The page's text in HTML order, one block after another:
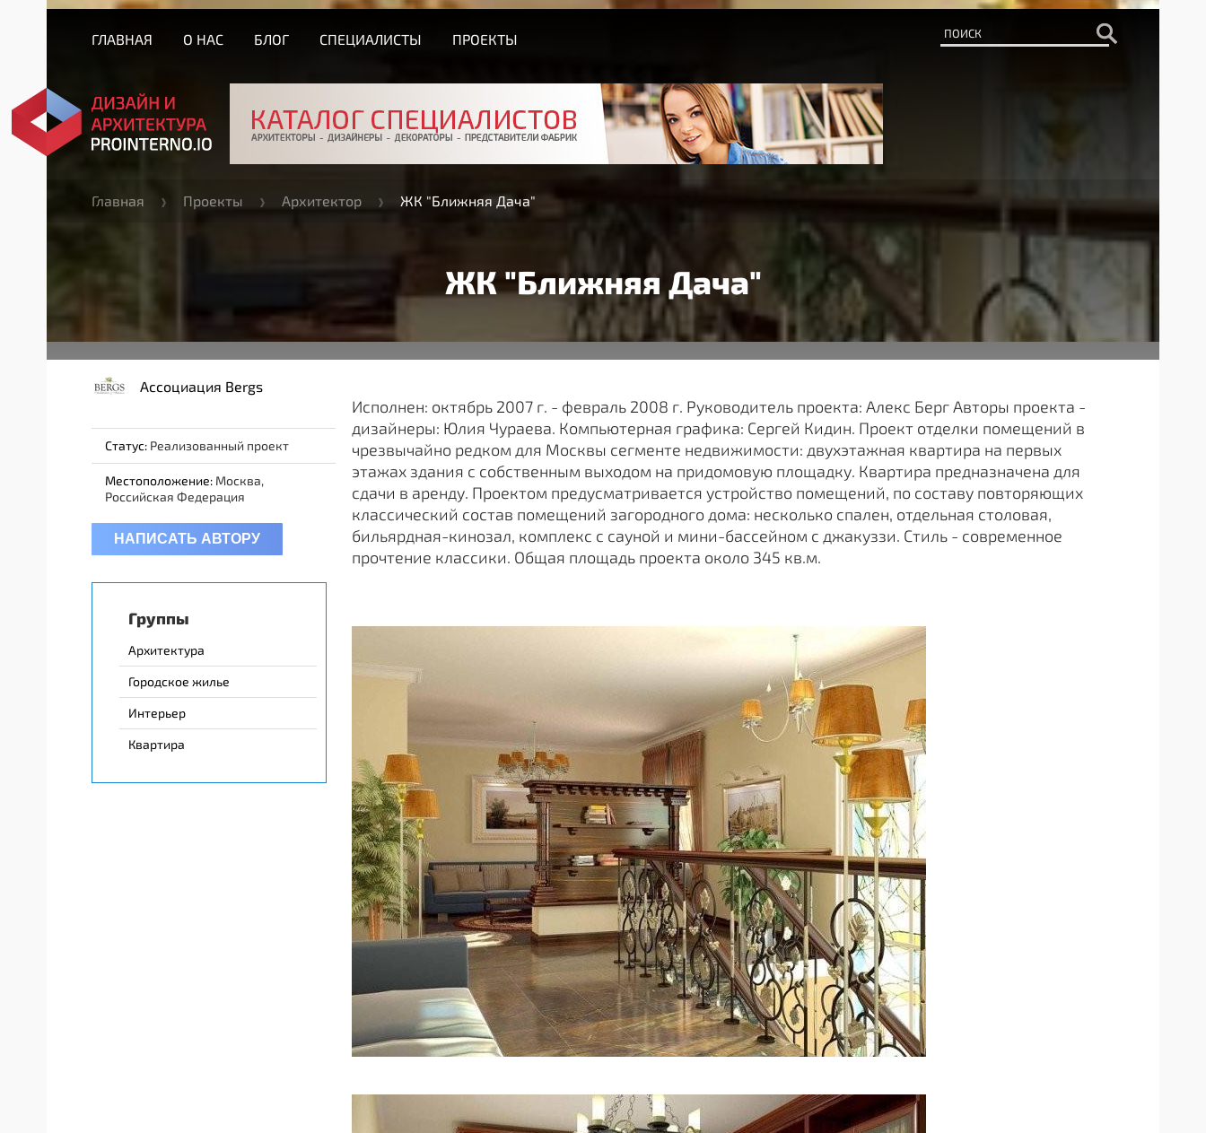
ГЛАВНАЯ О НАС БЛОГ СПЕЦИАЛИСТЫ ПРОЕКТЫ
Главная Проекты Архитектор ЖК "Ближняя Дача"
ЖК "Ближняя Дача"
Ассоциация Bergs
Статус: Реализованный проект
Местоположение: Москва,
Российская Федерация
НАПИСАТЬ АВТОРУ
Группы
Архитектура
Городское жилье
Интерьер
Квартира
Исполнен: октябрь 2007 г. - февраль 2008 г. Руководитель проекта: Алекс Берг Авторы проекта -
дизайнеры: Юлия Чураева. Компьютерная графика: Сергей Кидин. Проект отделки помещений в
чрезвычайно редком для Москвы сегменте недвижимости: двухэтажная квартира на первых
этажах здания с собственным выходом на придомовую площадку. Квартира предназначена для
сдачи в аренду. Проектом предусматривается устройство помещений, по составу повторяющих
классический состав помещений загородного дома: несколько спален, отдельная столовая,
бильярдная-кинозал, комплекс с сауной и мини-бассейном с джакуззи. Стиль - современное
прочтение классики. Общая площадь проекта около 345 кв.м.